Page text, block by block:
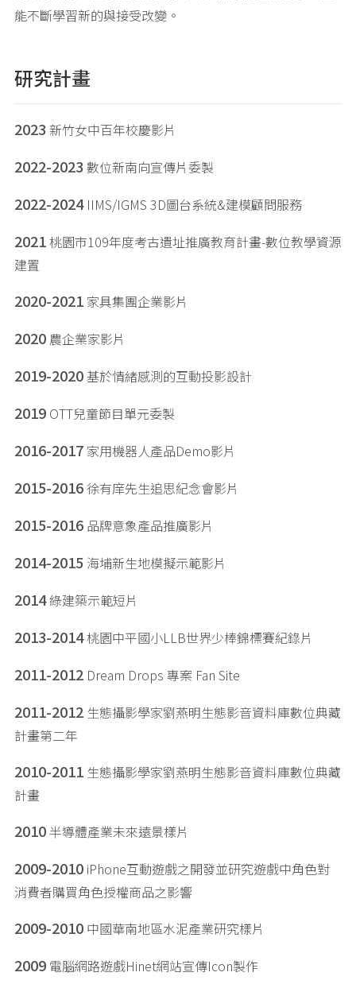
能不斷學習新的與接受改變。
研究計畫
2023 新竹女中百年校慶影片
2022-2023 數位新南向宣傳片委製
2022-2024IIMS/IGMS 3D圖台系統&建模顧問服務
2021桃園市109年度考古遺址推廣教育計畫-數位教學資源
建置
2020-2021 家具集團企業影片
2020 農企業家影片
2019-2020基於情緒感測的互動投影設計
2019 OTT兒童節目單元委製
2016-2017 家用機器人產品Demo影片
2015-2016徐有庠先生追思紀念會影片
2015-2016 品牌意象產品推廣影片
2014-2015 海埔新生地模擬示範影片
2014綠建築示範短片
2013-2014桃園中平國小LLB世界少棒錦標賽紀錄片
2011-2012 Dream Drops 專案 Fan Site
2011-2012 生態攝影學家劉燕明生態影音資料庫數位典藏
計畫第二年
2010-2011 生態攝影學家劉燕明生態影音資料庫數位典藏
計畫
2010半導體產業未來遠景樣片
2009-2010 iPhone互動遊戲之開發並研究遊戲中角色對
消費者購買角色授權商品之影響
2009-2010 中國華南地區水泥產業研究樣片
2009 電腦網路遊戲Hinet網站宣傳Icon製作